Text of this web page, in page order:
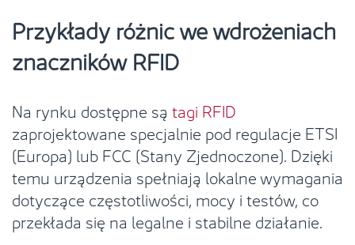
Przykłady różnic we wdrożeniach
znaczników RFID
Na rynku dostępne są tagi RFID
zaprojektowane specjalnie pod regulacje ETSI
(Europa) lub FCC (Stany Zjednoczone). Dzięki
temu urządzenia spełniają lokalne wymagania
dotyczące częstotliwości, mocy i testów, co
przekłada się na legalne i stabilne działanie.